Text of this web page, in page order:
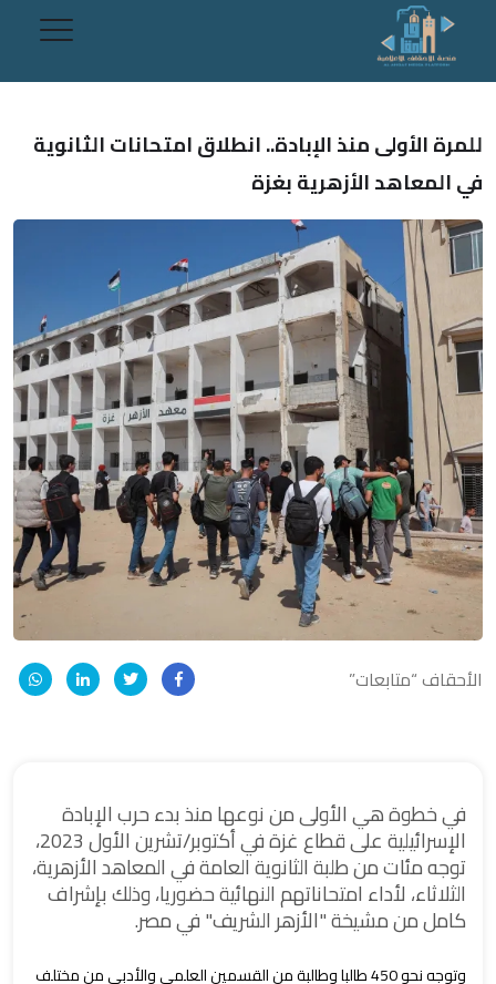
للمرة الأولى منذ الإبادة.. انطلاق امتحانات الثانوية
في المعاهد الأزهرية بغزة
الأحقاف “متابعات”
في خطوة هي الأولى من نوعها منذ بدء حرب الإبادة
الإسرائيلية على قطاع غزة في أكتوبر/تشرين الأول 2023،
توجه مئات من طلبة الثانوية العامة في المعاهد الأزهرية،
الثلاثاء، لأداء امتحاناتهم النهائية حضوريا، وذلك بإشراف
كامل من مشيخة "الأزهر الشريف" في مصر.
وتوجه نحو 450 طالبا وطالبة من القسمين العلمي والأدبي من مختلف